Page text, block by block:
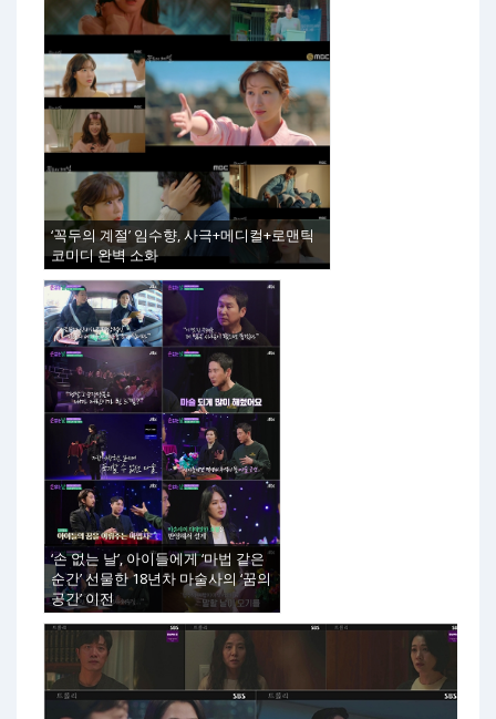
‘꼭두의 계절’ 임수향, 사극+메디컬+로맨틱
코미디 완벽 소화
‘손 없는 날’, 아이들에게 ‘마법 같은
순간’ 선물한 18년차 마술사의 ‘꿈의
공간’ 이전